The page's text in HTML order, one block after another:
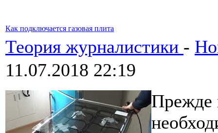
Как подключается газовая плита
Теория журналистики -
11.07.2018 22:19
Прежде